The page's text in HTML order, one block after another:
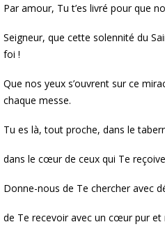
Par amour, Tu t’es livré pour que
Seigneur, que cette solennité du
foi !
Que nos yeux s’ouvrent sur ce
chaque messe.
Tu es là, tout proche, dans le
dans le cœur de ceux qui Te
Donne-nous de Te chercher avec
de Te recevoir avec un cœur pur et